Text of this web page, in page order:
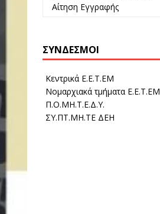
Αίτηση Εγγραφής
ΣΎΝΔΕΣΜΟΙ
Κεντρικά Ε.Ε.Τ.ΕΜ
Νομαρχιακά τμήματα Ε.Ε.Τ.ΕΜ
Π.Ο.ΜΗ.Τ.Ε.Δ.Υ.
ΣΥ.ΠΤ.ΜΗ.ΤΕ ΔΕΗ